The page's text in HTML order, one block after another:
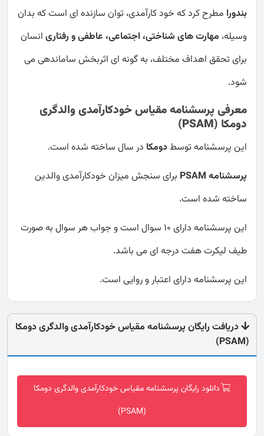
بندورا مطرح کرد که خود کارآمدی، توان سازنده ای است که بدان
وسیله، مهارت های شناختی، اجتماعی، عاطفی و رفتاریانسان
برای تحقق اهداف مختلف، به گونه ای اثربخش ساماندهی می
شود.
معرفی پرسشنامه مقیاس خودکارآمدی والدگری
دومکا (PSAM)
این پرسشنامه توسطدومکا در سال ساخته شده است.
پرسشنامه PSAM
برای سنجش میزان خودکارآمدی والدین
ساخته شده است.
این پرسشنامه دارای 10 سوال است و جواب هر سوال به صورت
طیف لیکرت هفت درجه ای می باشد.
این پرسشنامه دارای اعتبار و روایی است.
دریافت رایگان پرسشنامه مقیاس خودکارآمدی والدگری دومکا
(PSAM)
دانلود رایگان پرسشنامه مقیاس خودکارآمدی والدگری دومکا
(PSAM)